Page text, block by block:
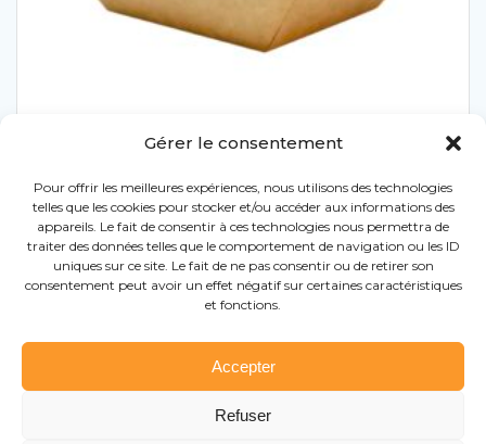
Gérer le consentement
Pour offrir les meilleures expériences, nous utilisons des technologies
telles que les cookies pour stocker et/ou accéder aux informations des
appareils. Le fait de consentir à ces technologies nous permettra de
traiter des données telles que le comportement de navigation ou les ID
uniques sur ce site. Le fait de ne pas consentir ou de retirer son
consentement peut avoir un effet négatif sur certaines caractéristiques
et fonctions.
Accepter
Refuser
BARQUETTE
© 2025 Le Menu – Tous droits réservés |